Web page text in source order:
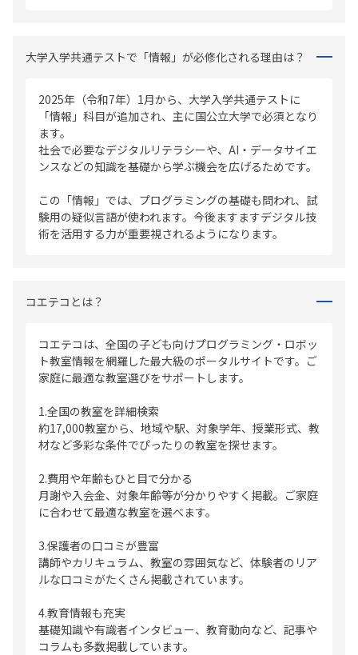
大学入学共通テストで「情報」が必修化される理由は？
2025年（令和7年）1月から、大学入学共通テストに
「情報」科目が追加され、主に国公立大学で必須となり
ます。
社会で必要なデジタルリテラシーや、AI・データサイエ
ンスなどの知識を基礎から学ぶ機会を広げるためです。
この「情報」では、プログラミングの基礎も問われ、試
験用の疑似言語が使われます。今後ますますデジタル技
術を活用する力が重要視されるようになります。
コエテコとは？
コエテコは、全国の子ども向けプログラミング・ロボッ
ト教室情報を網羅した最大級のポータルサイトです。ご
家庭に最適な教室選びをサポートします。
1.全国の教室を詳細検索
約17,000教室から、地域や駅、対象学年、授業形式、教
材など多彩な条件でぴったりの教室を探せます。
2.費用や年齢もひと目で分かる
月謝や入会金、対象年齢等が分かりやすく掲載。ご家庭
に合わせて最適な教室を選べます。
3.保護者の口コミが豊富
講師やカリキュラム、教室の雰囲気など、体験者のリア
ルな口コミがたくさん掲載されています。
4.教育情報も充実
基礎知識や有識者インタビュー、教育動向など、記事や
コラムも多数掲載しています。